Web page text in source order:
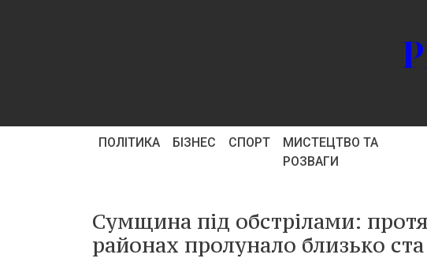
ПОЛІТИКА БІЗНЕС СПОРТ
МИСТЕЦТВО ТА
РОЗВАГИ
Сумщина під обстрілами:
районах пролунало близько